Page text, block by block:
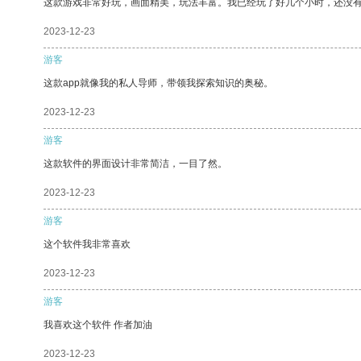
这款游戏非常好玩，画面精美，玩法丰富。我已经玩了好几个小时，还没
2023-12-23
游客
这款app就像我的私人导师，带领我探索知识的奥秘。
2023-12-23
游客
这款软件的界面设计非常简洁，一目了然。
2023-12-23
游客
这个软件我非常喜欢
2023-12-23
游客
我喜欢这个软件 作者加油
2023-12-23